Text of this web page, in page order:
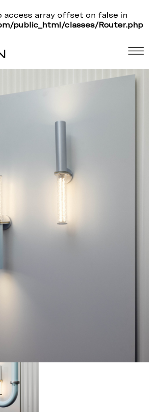
access array offset on false in
public_html/classes/Router.php